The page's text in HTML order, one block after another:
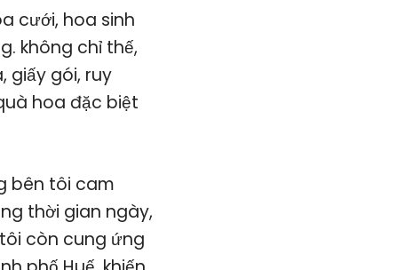
cưới, hoa sinh
không chỉ thế,
giấy gói, ruy
hoa đặc biệt
bên tôi cam
thời gian ngày,
còn cung ứng